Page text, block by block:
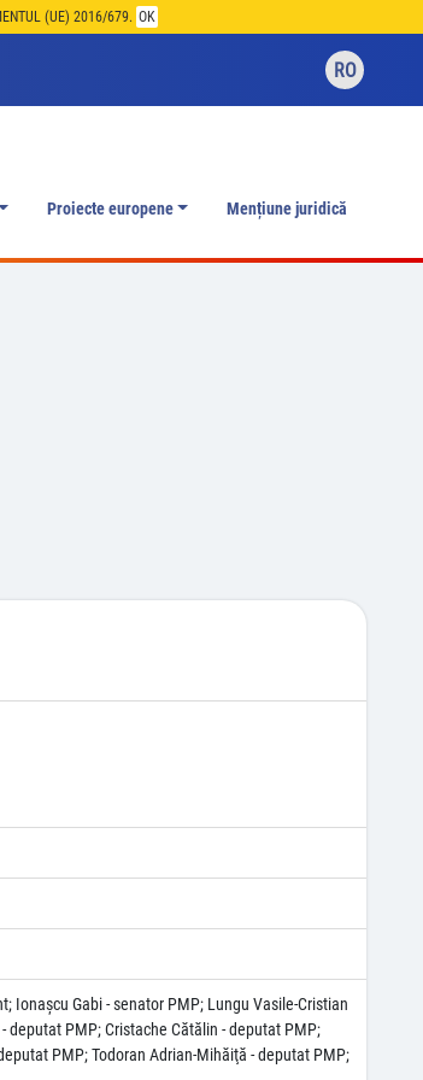
(UE) 2016/679. OK
RO
Proiecte europene Mențiune juridică
Ionaşcu Gabi - senator PMP; Lungu Vasile-Cristian
deputat PMP; Cristache Cătălin - deputat PMP;
PMP; Todoran Adrian-Mihăiţă - deputat PMP;